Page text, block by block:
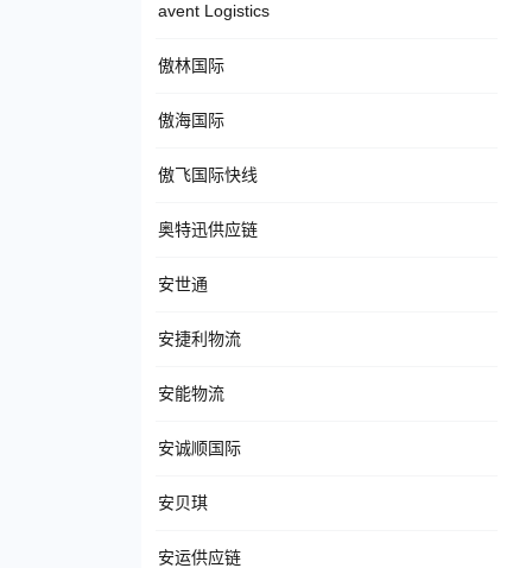
avent Logistics
傲林国际
傲海国际
傲飞国际快线
奥特迅供应链
安世通
安捷利物流
安能物流
安诚顺国际
安贝琪
安运供应链